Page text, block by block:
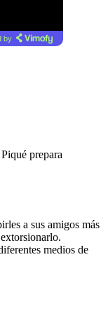
by
prepara
a sus amigos más
medios de